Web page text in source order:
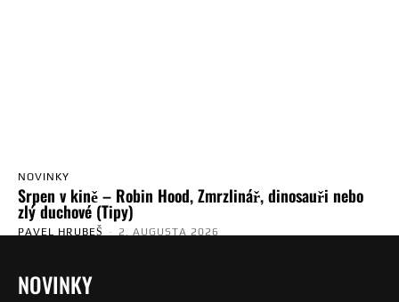
NOVINKY
Srpen v kině – Robin Hood, Zmrzlinář, dinosauři nebo
zlý duchové (Tipy)
PAVEL HRUBEŠ - 2. AUGUSTA 2026
NOVINKY